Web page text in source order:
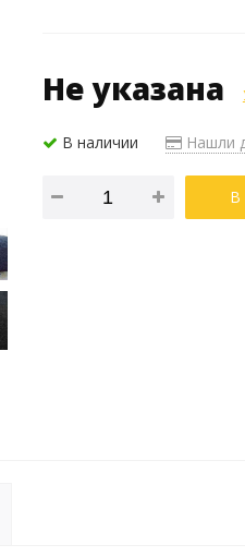
Не указана
В наличии Нашли
В